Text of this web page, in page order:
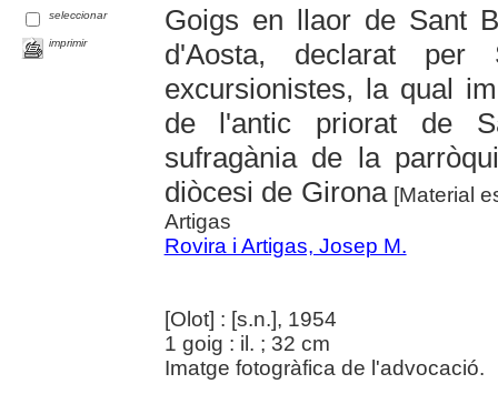
seleccionar
imprimir
Goigs en llaor de Sant
d'Aosta, declarat
excursionistes, la qual
de l'antic priorat de
sufragània de la
diòcesi de Girona[Material
Artigas
Rovira i Artigas, Josep M.
[Olot] : [s.n.], 1954
1 goig : il. ; 32 cm
Imatge fotogràfica de l'advocació.